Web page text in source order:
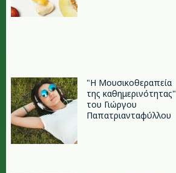
"Η Μουσικοθεραπεία
της καθημερινότητας"
του Γιώργου
Παπατριανταφύλλου